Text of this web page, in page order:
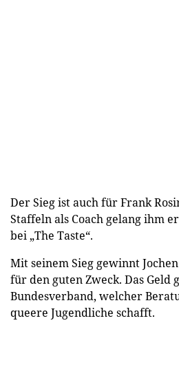
Der Sieg ist auch für Frank
Staffeln als Coach gelang ihm
bei „The Taste“.
Mit seinem Sieg gewinnt
für den guten Zweck. Das Geld
Bundesverband, welcher
queere Jugendliche schafft.